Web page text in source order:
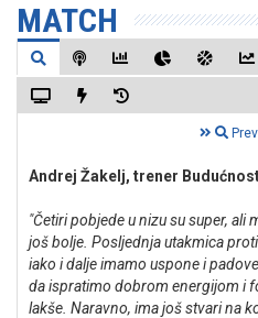
MATCH
Andrej Žakelj, trener
"Četiri pobjede u nizu su super,
još bolje. Posljednja utakmica
iako i dalje imamo uspone i
da ispratimo dobrom energijom i
lakše. Naravno, ima još stvari na